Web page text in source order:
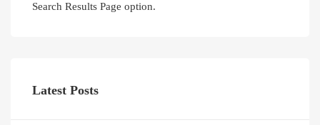
Search Results Page option.
Latest Posts